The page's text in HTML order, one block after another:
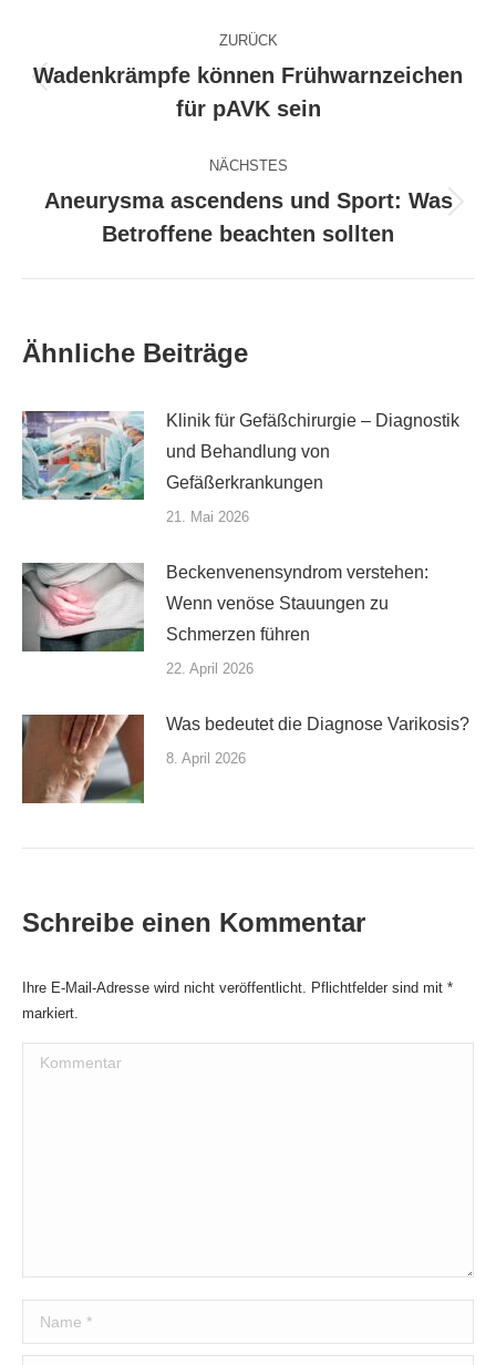
Kommentarnavigation
ZURÜCK
Beitrag:
Wadenkrämpfe können Frühwarnzeichen
für pAVK sein
NÄCHSTES
Beitrag:
Aneurysma ascendens und Sport: Was
Betroffene beachten sollten
Ähnliche Beiträge
Klinik für Gefäßchirurgie – Diagnostik
und Behandlung von
Gefäßerkrankungen
21. Mai 2026
Beckenvenensyndrom verstehen:
Wenn venöse Stauungen zu
Schmerzen führen
22. April 2026
Was bedeutet die Diagnose Varikosis?
8. April 2026
Schreibe einen Kommentar
Ihre E-Mail-Adresse wird nicht veröffentlicht. Pflichtfelder sind mit *
markiert.
Kommentar
Name *